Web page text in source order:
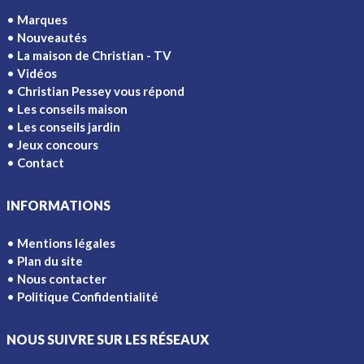
Marques
Nouveautés
La maison de Christian - TV
Vidéos
Christian Pessey vous répond
Les conseils maison
Les conseils jardin
Jeux concours
Contact
INFORMATIONS
Mentions légales
Plan du site
Nous contacter
Politique Confidentialité
NOUS SUIVRE SUR LES RÉSEAUX